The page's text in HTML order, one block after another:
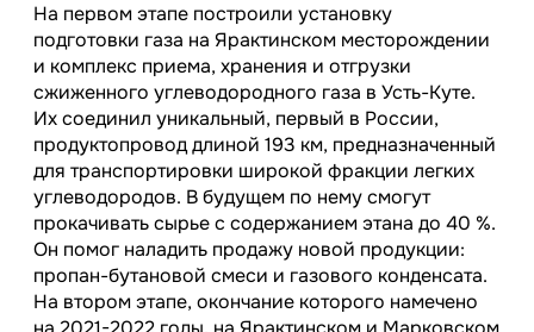
На первом этапе построили установку
подготовки газа на Ярактинском месторождении
и комплекс приема, хранения и отгрузки
сжиженного углеводородного газа в Усть-Куте.
Их соединил уникальный, первый в России,
продуктопровод длиной 193 км, предназначенный
для транспортировки широкой фракции легких
углеводородов. В будущем по нему смогут
прокачивать сырье с содержанием этана до 40 %.
Он помог наладить продажу новой продукции:
пропан-бутановой смеси и газового конденсата.
На втором этапе, окончание которого намечено